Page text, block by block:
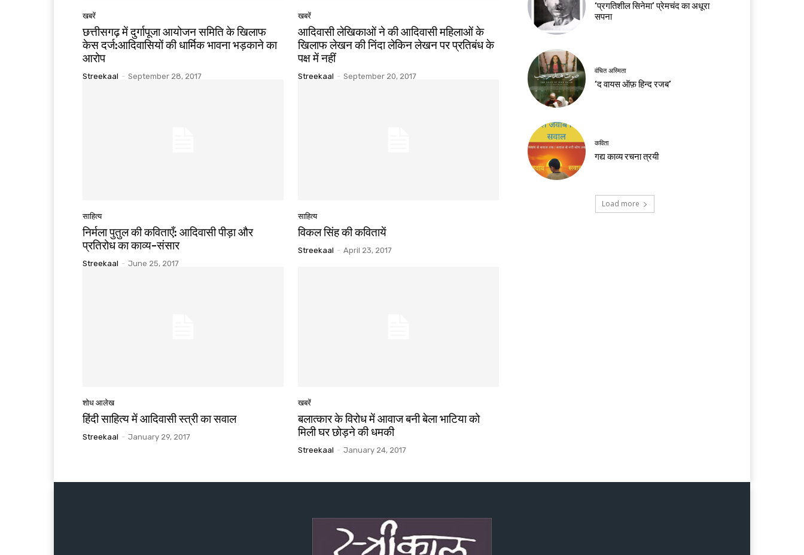
खबरें
छत्तीसगढ़ में दुर्गापूजा आयोजन समिति के खिलाफ
केस दर्ज:आदिवासियों की धार्मिक भावना भड़काने का
आरोप
Streekaal - September 28, 2017
खबरें
आदिवासी लेखिकाओं ने की आदिवासी महिलाओं के
खिलाफ लेखन की निंदा लेकिन लेखन पर प्रतिबंध के
पक्ष में नहीं
Streekaal - September 20, 2017
साहित्य
निर्मला पुतुल की कविताएँ: आदिवासी पीड़ा और
प्रतिरोध का काव्य-संसार
Streekaal - June 25, 2017
साहित्य
विकल सिंह की कवितायें
Streekaal - April 23, 2017
शोध आलेख
हिंदी साहित्य में आदिवासी स्त्री का सवाल
Streekaal - January 29, 2017
खबरें
बलात्कार के विरोध में आवाज बनी बेला भाटिया को
मिली घर छोड़ने की धमकी
Streekaal - January 24, 2017
‘प्रगतिशील सिनेमा’ प्रेमचंद का अधूरा
सपना
वंचित अस्मिता
‘द वायस ऑफ़ हिन्द रजब’
कविता
गद्य काव्य रचना त्रयी
Load more